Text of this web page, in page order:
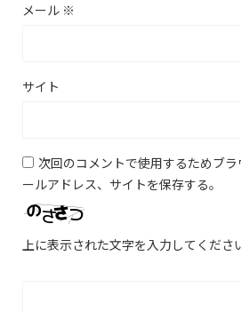
メール ※
サイト
次回のコメントで使用するためブ
ールアドレス、サイトを保存する。
上に表示された文字を入力してくださ